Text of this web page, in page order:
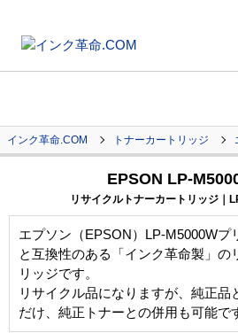
インク革命.COM トナーカートリッジ
EPSON LP-
リサイクルトナーカートリッジ｜
エプソン（EPSON）LP-M5000Wプ
と互換性のある「インク革命製」の
リッジです。
リサイクル品になりますが、純正品
だけ、純正トナーとの併用も可能で